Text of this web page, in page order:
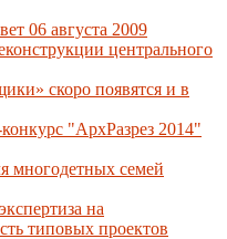
06 августа 2009
центрального
скоро появятся и в
"АрхРазрез 2014"
многодетных семей
на
типовых проектов